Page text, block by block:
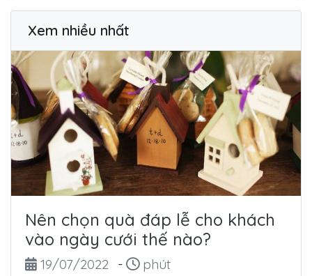
Xem nhiều nhất
Nên chọn quà đáp lễ cho khách
vào ngày cưới thế nào?
Ngày đăng
19/07/2022 - Thời gian đọc
phút